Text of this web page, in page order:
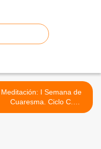
Meditación: I Semana de
Cuaresma. Ciclo C.
Domingo, 17 de Febrero,